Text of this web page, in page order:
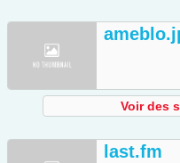
Voir des
last.fm